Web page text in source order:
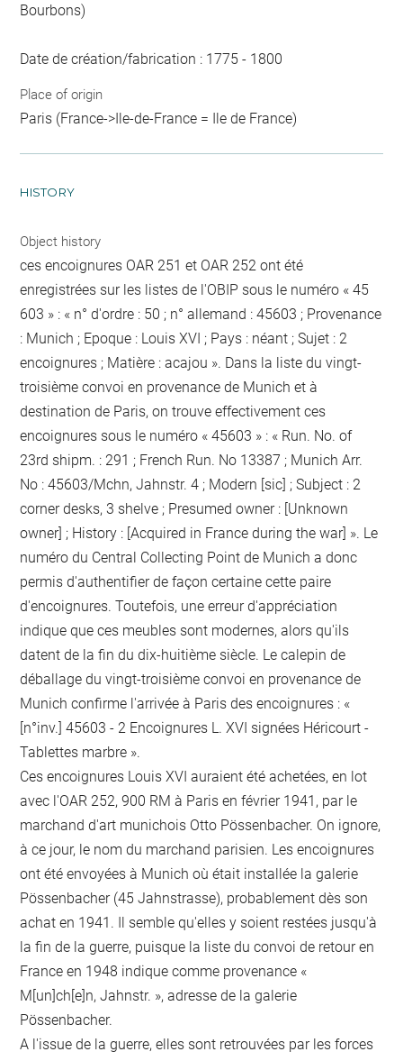
Bourbons)
Date de création/fabrication : 1775 - 1800
Place of origin
Paris (France->Ile-de-France = Ile de France)
HISTORY
Object history
ces encoignures OAR 251 et OAR 252 ont été
enregistrées sur les listes de l'OBIP sous le numéro « 45
603 » : « n° d'ordre : 50 ; n° allemand : 45603 ; Provenance
: Munich ; Epoque : Louis XVI ; Pays : néant ; Sujet : 2
encoignures ; Matière : acajou ». Dans la liste du vingt-
troisième convoi en provenance de Munich et à
destination de Paris, on trouve effectivement ces
encoignures sous le numéro « 45603 » : « Run. No. of
23rd shipm. : 291 ; French Run. No 13387 ; Munich Arr.
No : 45603/Mchn, Jahnstr. 4 ; Modern [sic] ; Subject : 2
corner desks, 3 shelve ; Presumed owner : [Unknown
owner] ; History : [Acquired in France during the war] ». Le
numéro du Central Collecting Point de Munich a donc
permis d'authentifier de façon certaine cette paire
d'encoignures. Toutefois, une erreur d'appréciation
indique que ces meubles sont modernes, alors qu'ils
datent de la fin du dix-huitième siècle. Le calepin de
déballage du vingt-troisième convoi en provenance de
Munich confirme l'arrivée à Paris des encoignures : «
[n°inv.] 45603 - 2 Encoignures L. XVI signées Héricourt -
Tablettes marbre ».
Ces encoignures Louis XVI auraient été achetées, en lot
avec l'OAR 252, 900 RM à Paris en février 1941, par le
marchand d'art munichois Otto Pössenbacher. On ignore,
à ce jour, le nom du marchand parisien. Les encoignures
ont été envoyées à Munich où était installée la galerie
Pössenbacher (45 Jahnstrasse), probablement dès son
achat en 1941. Il semble qu'elles y soient restées jusqu'à
la fin de la guerre, puisque la liste du convoi de retour en
France en 1948 indique comme provenance «
M[un]ch[e]n, Jahnstr. », adresse de la galerie
Pössenbacher.
A l'issue de la guerre, elles sont retrouvées par les forces